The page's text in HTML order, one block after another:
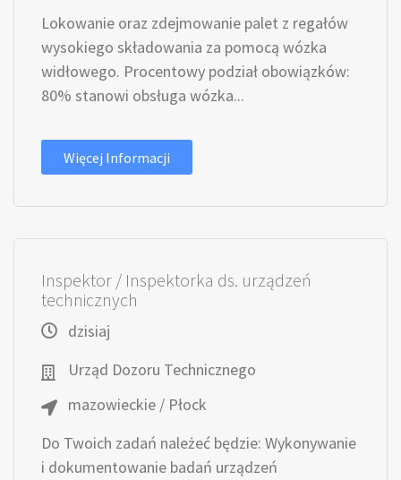
Lokowanie oraz zdejmowanie palet z regałów
wysokiego składowania za pomocą wózka
widłowego. Procentowy podział obowiązków:
80% stanowi obsługa wózka...
Więcej Informacji
Inspektor / Inspektorka ds. urządzeń
technicznych
dzisiaj
Urząd Dozoru Technicznego
mazowieckie / Płock
Do Twoich zadań należeć będzie: Wykonywanie
i dokumentowanie badań urządzeń